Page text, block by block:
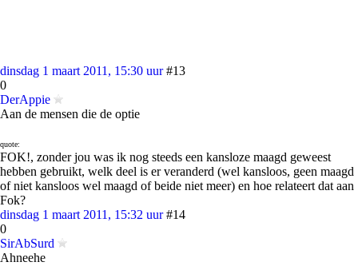
dinsdag 1 maart 2011, 15:30 uur #13
0
DerAppie
Aan de mensen die de optie
quote:
FOK!, zonder jou was ik nog steeds een kansloze maagd geweest
hebben gebruikt, welk deel is er veranderd (wel kansloos, geen maagd
of niet kansloos wel maagd of beide niet meer) en hoe relateert dat aan
Fok?
dinsdag 1 maart 2011, 15:32 uur #14
0
SirAbSurd
Ahneehe